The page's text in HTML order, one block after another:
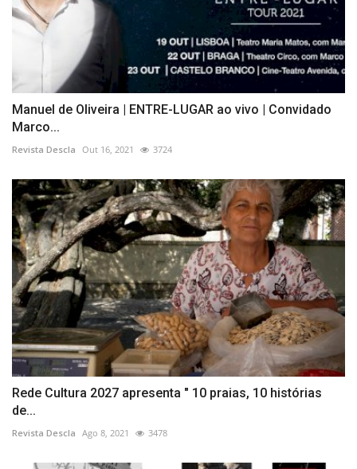
Manuel de Oliveira | ENTRE-LUGAR ao vivo | Convidado
Marco...
Revista Descla Out 16, 2021 3724
Rede Cultura 2027 apresenta " 10 praias, 10 histórias
de...
Revista Descla Ago 8, 2021 3478